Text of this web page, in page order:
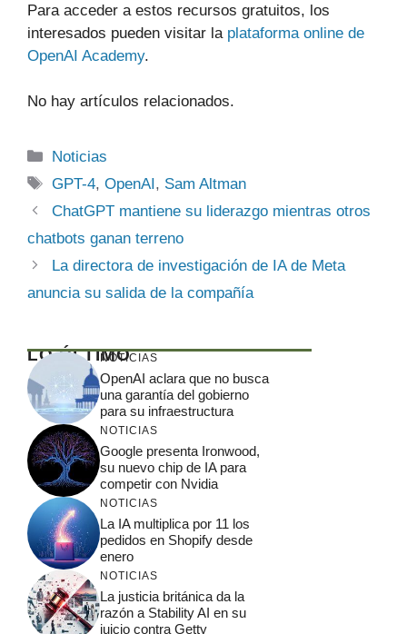
Para acceder a estos recursos gratuitos, los
interesados pueden visitar la plataforma online de
OpenAI Academy.
No hay artículos relacionados.
Categorías
Noticias
Etiquetas
GPT-4,OpenAI, Sam Altman
ChatGPT mantiene su liderazgo mientras otros
chatbots ganan terreno
La directora de investigación de IA de Meta
anuncia su salida de la compañía
LO ÚLTIMONOTICIAS
OpenAI aclara que no busca
una garantía del gobierno
para su infraestructura
NOTICIAS
Google presenta Ironwood,
su nuevo chip de IA para
competir con Nvidia
NOTICIAS
La IA multiplica por 11 los
pedidos en Shopify desde
enero
NOTICIAS
La justicia británica da la
razón a Stability AI en su
juicio contra Getty